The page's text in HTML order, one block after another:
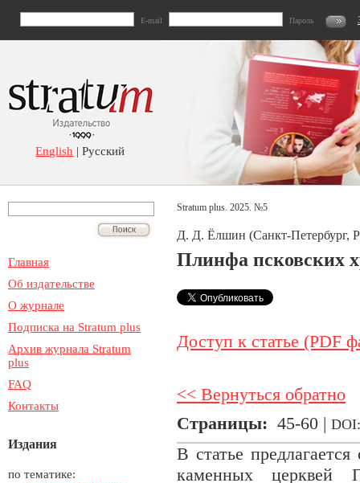
E-mail Пароль
English | Русский
Главная
Об издательстве
О журнале
Подписка на Stratum plus
Архив журнала Stratum
plus
FAQ
Контакты
Издания
по тематике:
Stratum plus. 2025. №5
Д. Д. Ёлшин (Санкт-Петербург,
Плинфа псковских
Доступ к статье (PDF
<< Вернуться обратно
Страницы: 45-60 |
В статье
каменных церквей